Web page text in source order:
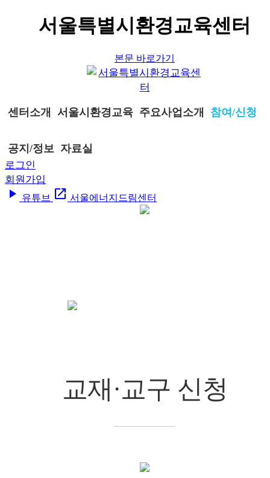
서울특별시환경교육센터
본문 바로가기
센터소개 서울시환경교육 주요사업소개 참여/신청
공지/정보 자료실
로그인
회원가입
play_arrow 유튜브 open_in_new 서울에너지드림센터
교재·교구 신청